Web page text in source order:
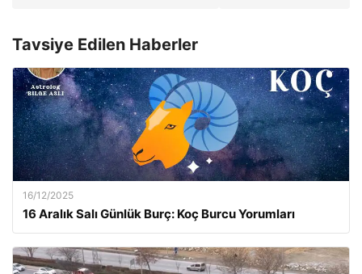
Tavsiye Edilen Haberler
16/12/2025
16 Aralık Salı Günlük Burç: Koç Burcu Yorumları